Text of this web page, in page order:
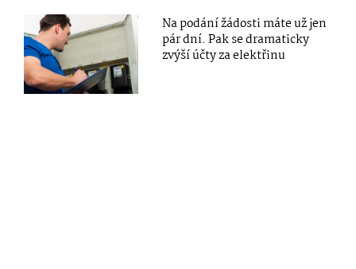
Na podání žádosti máte už jen
pár dní. Pak se dramaticky
zvýší účty za elektřinu